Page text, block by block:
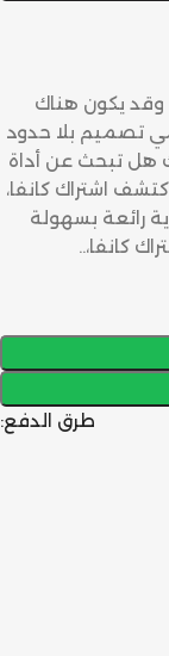
يكون هناك
تصميم بلا حدود
هل تبحث عن أداة
اشتراك كانفا،
رائعة بسهولة
كانفا،..
طرق الدفع: